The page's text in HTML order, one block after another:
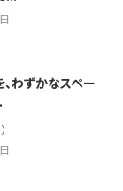
わずかなスペー